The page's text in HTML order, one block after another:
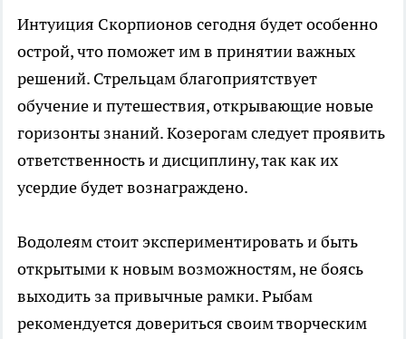
Интуиция Скорпионов сегодня будет особенно
острой, что поможет им в принятии важных
решений. Стрельцам благоприятствует
обучение и путешествия, открывающие новые
горизонты знаний. Козерогам следует проявить
ответственность и дисциплину, так как их
усердие будет вознаграждено.
Водолеям стоит экспериментировать и быть
открытыми к новым возможностям, не боясь
выходить за привычные рамки. Рыбам
рекомендуется довериться своим творческим